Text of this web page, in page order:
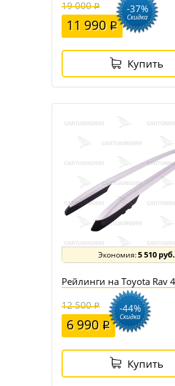
19 000
11 990
-37%
Скидка
Купить
5 510 руб.
Рейлинги на Toyota Rav
12 500
6 990
-44%
Скидка
Купить